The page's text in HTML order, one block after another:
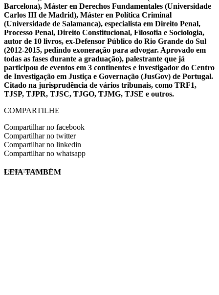
Barcelona), Máster en Derechos Fundamentales (Universidade
Carlos III de Madrid), Máster en Política Criminal
(Universidade de Salamanca), especialista em Direito Penal,
Processo Penal, Direito Constitucional, Filosofia e Sociologia,
autor de 10 livros, ex-Defensor Público do Rio Grande do Sul
(2012-2015, pedindo exoneração para advogar. Aprovado em
todas as fases durante a graduação), palestrante que já
participou de eventos em 3 continentes e investigador do Centro
de Investigação em Justiça e Governação (JusGov) de Portugal.
Citado na jurisprudência de vários tribunais, como TRF1,
TJSP, TJPR, TJSC, TJGO, TJMG, TJSE e outros.
COMPARTILHE
Compartilhar no facebook
Compartilhar no twitter
Compartilhar no linkedin
Compartilhar no whatsapp
EVINIS TALON
LEIA TAMBÉM